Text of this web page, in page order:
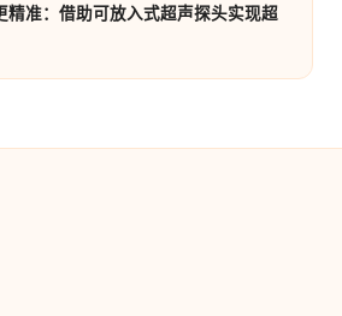
精准：借助可放入式超声探头实现超